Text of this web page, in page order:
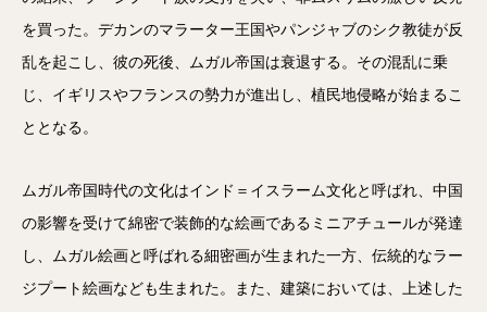
を買った。デカンのマラーター王国やパンジャブのシク教徒が反
乱を起こし、彼の死後、ムガル帝国は衰退する。その混乱に乗
じ、イギリスやフランスの勢力が進出し、植民地侵略が始まるこ
ととなる。
ムガル帝国時代の文化はインド＝イスラーム文化と呼ばれ、中国
の影響を受けて綿密で装飾的な絵画であるミニアチュールが発達
し、ムガル絵画と呼ばれる細密画が生まれた一方、伝統的なラー
ジプート絵画なども生まれた。また、建築においては、上述した